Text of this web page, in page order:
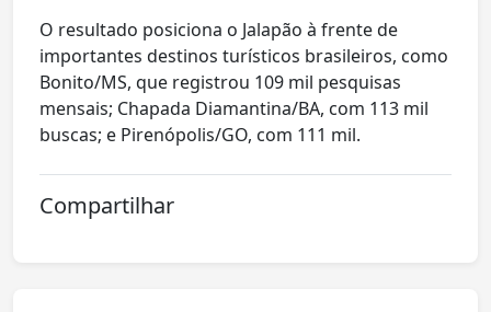
O resultado posiciona o Jalapão à frente de
importantes destinos turísticos brasileiros, como
Bonito/MS, que registrou 109 mil pesquisas
mensais; Chapada Diamantina/BA, com 113 mil
buscas; e Pirenópolis/GO, com 111 mil.
Compartilhar